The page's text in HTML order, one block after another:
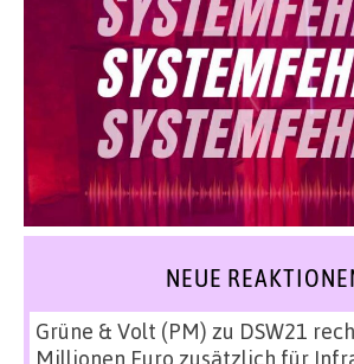
NEUE
Grüne & Volt (PM) zu DSW21
Millionen Euro zusätzlich für